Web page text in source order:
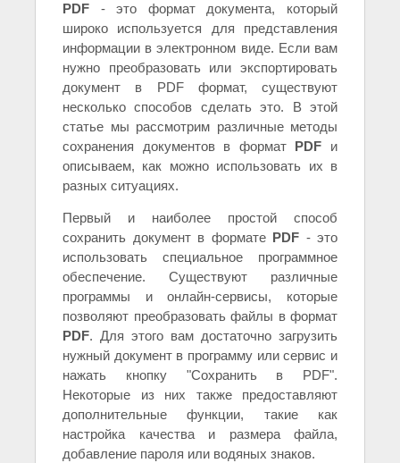
PDF - это формат документа, который
широко используется для представления
информации в электронном виде. Если вам
нужно преобразовать или экспортировать
документ в PDF формат, существуют
несколько способов сделать это. В этой
статье мы рассмотрим различные методы
сохранения документов в формат PDF и
описываем, как можно использовать их в
разных ситуациях.
Первый и наиболее простой способ
сохранить документ в формате PDF - это
использовать специальное программное
обеспечение. Существуют различные
программы и онлайн-сервисы, которые
позволяют преобразовать файлы в формат
PDF. Для этого вам достаточно загрузить
нужный документ в программу или сервис и
нажать кнопку "Сохранить в PDF".
Некоторые из них также предоставляют
дополнительные функции, такие как
настройка качества и размера файла,
добавление пароля или водяных знаков.